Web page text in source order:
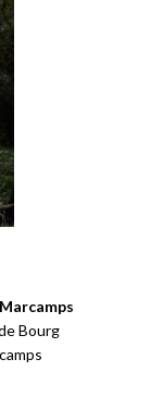
Bourg